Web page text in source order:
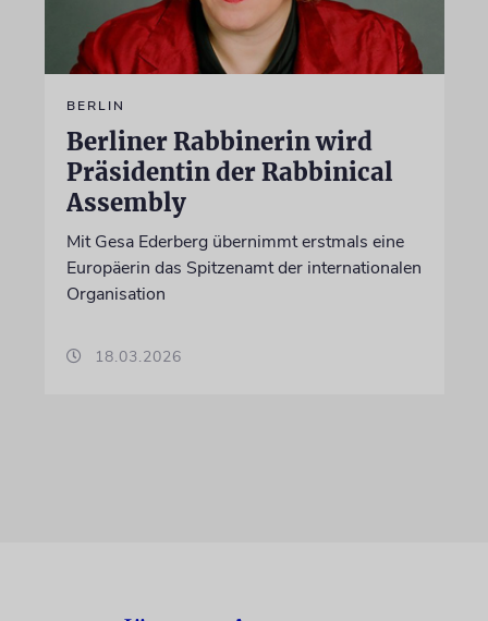
BERLIN
Berliner Rabbinerin wird
Präsidentin der Rabbinical
Assembly
Mit Gesa Ederberg übernimmt erstmals eine
Europäerin das Spitzenamt der internationalen
Organisation
18.03.2026